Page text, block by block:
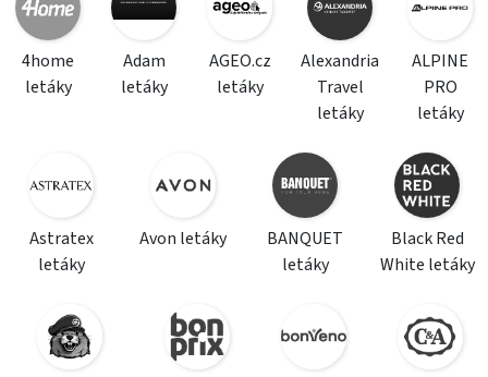
4home
letáky
Adam
letáky
AGEO.cz
letáky
Alexandria
Travel
letáky
ALPINE
PRO
letáky
Astratex
letáky
Avon letáky
BANQUET
letáky
Black Red
White letáky